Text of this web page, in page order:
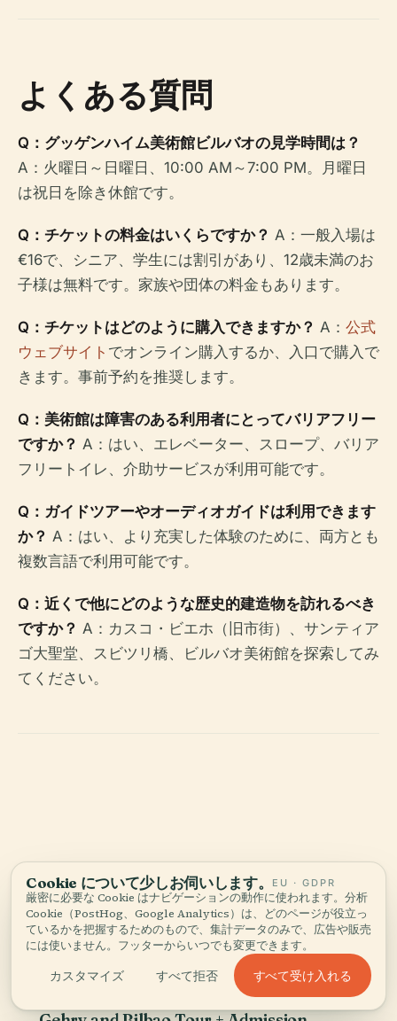
よくある質問
Q：グッゲンハイム美術館ビルバオの見学時間は？
A：火曜日～日曜日、10:00 AM～7:00 PM。月曜日
は祝日を除き休館です。
Q：チケットの料金はいくらですか？ A：一般入場は
€16で、シニア、学生には割引があり、12歳未満のお
子様は無料です。家族や団体の料金もあります。
Q：チケットはどのように購入できますか？ A： 公式
ウェブサイト でオンライン購入するか、入口で購入で
きます。事前予約を推奨します。
Q：美術館は障害のある利用者にとってバリアフリー
ですか？ A：はい、エレベーター、スロープ、バリア
フリートイレ、介助サービスが利用可能です。
Q：ガイドツアーやオーディオガイドは利用できます
か？ A：はい、より充実した体験のために、両方とも
複数言語で利用可能です。
Q：近くで他にどのような歴史的建造物を訪れるべき
ですか？ A：カスコ・ビエホ（旧市街）、サンティア
ゴ大聖堂、スビツリ橋、ビルバオ美術館を探索してみ
てください。
Tickets &tours.
これらはパートナーが提供するガイド付きの選択肢です —
直接予約するのと同じ価格です。
TIQETS即時
Guggenheim Bilbao Museum: Frank
Cookie について少しお伺いします。 EU · GDPR
厳密に必要な Cookie はナビゲーションの動作に使われます。分析
Cookie（PostHog、Google Analytics）は、どのページが役立っ
ているかを把握するためのもので、集計データのみで、広告や販売
には使いません。フッターからいつでも変更できます。
カスタマイズ すべて拒否 すべて受け入れる